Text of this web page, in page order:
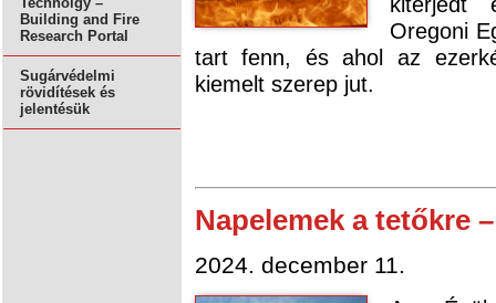
Building and Fire
Research Portal
Sugárvédelmi
rövidítések és
jelentésük
Oregoni
tart fenn, és ahol az
kiemelt szerep jut.
Napelemek a tetőkre
2024. december 11.